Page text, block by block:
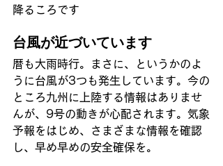
降るころです
台風が近づいています
暦も大雨時行。まさに、というかのよ
うに台風が3つも発生しています。今の
ところ九州に上陸する情報はありませ
んが、9号の動きが心配されます。気象
予報をはじめ、さまざまな情報を確認
し、早め早めの安全確保を。